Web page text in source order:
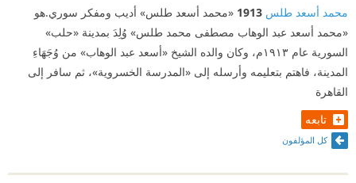
محمد أسعد طلس 1913 «محمد أسعد طلس» أديب ومفكر سوري.هو
«محمد أسعد عبد الوهاب مصطفى محمد طلس» وُلِدَ بمدينة «حلب»
السورية عام ١٩١٣م، وكان والده الشيخ «أسعد عبد الوهاب» من وُجَهَاءِ
المدينة، فاهتم بتعليمه وأرسله إلى «المدرسة الخسروية»، ثم سافر إلى
القاهرة
تابعه
كل المؤلفون